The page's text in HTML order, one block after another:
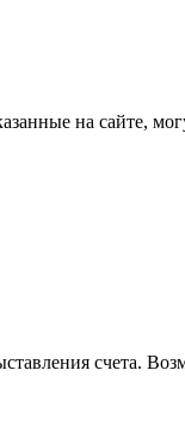
на сайте,
счета.